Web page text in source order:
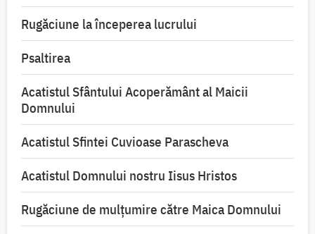
Rugăciune la începerea lucrului
Psaltirea
Acatistul Sfântului Acoperământ al Maicii
Domnului
Acatistul Sfintei Cuvioase Parascheva
Acatistul Domnului nostru Iisus Hristos
Rugăciune de mulţumire către Maica Domnului